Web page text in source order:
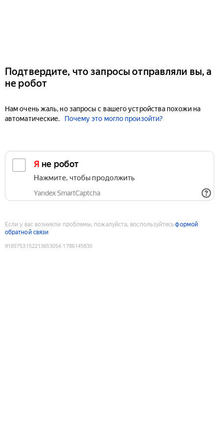
Подтвердите, что запросы отправляли вы, а
не робот
Нам очень жаль, но запросы с вашего устройства похожи на
автоматические.
Почему это могло произойти?
Я не робот
Нажмите, чтобы продолжить
Yandex SmartCaptcha
Если у вас возникли проблемы, пожалуйста, воспользуйтесьформой
обратной связи
9185753152213653054:1786145830